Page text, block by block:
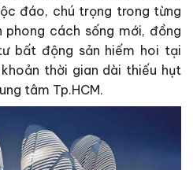
đáo, chú trọng trong từng
cách sống mới, đồng
bất động sản hiếm hoi tại
thời gian dài thiếu hụt
tâm Tp.HCM.